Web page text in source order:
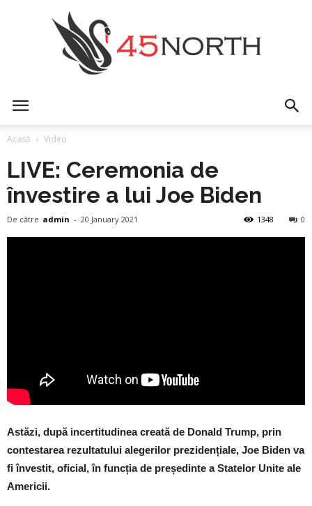
Acasă Video
LIVE: Ceremonia de
învestire a lui Joe Biden
De către admin - 20 January 2021 0
1348
Astăzi, după incertitudinea creată de Donald Trump, prin
contestarea rezultatului alegerilor prezidențiale, Joe Biden va
fi învestit, oficial, în funcția de președinte a Statelor Unite ale
Americii.